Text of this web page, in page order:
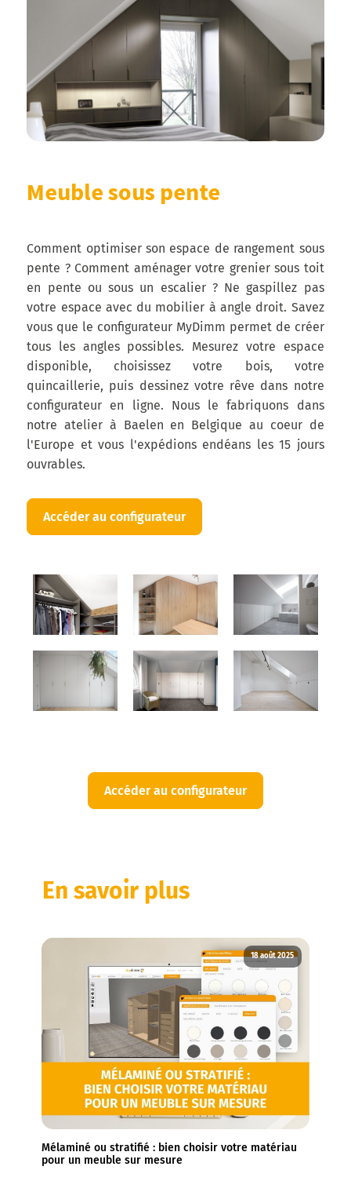
Meuble sous pente
Comment optimiser son espace de rangement sous
pente ? Comment aménager votre grenier sous toit
en pente ou sous un escalier ? Ne gaspillez pas
votre espace avec du mobilier à angle droit. Savez
vous que le configurateur MyDimm permet de créer
tous les angles possibles. Mesurez votre espace
disponible, choisissez votre bois, votre
quincaillerie, puis dessinez votre rêve dans notre
configurateur en ligne. Nous le fabriquons dans
notre atelier à Baelen en Belgique au coeur de
l'Europe et vous l'expédions endéans les 15 jours
ouvrables.
Accéder au configurateur
Accéder au configurateur
En savoir plus
18 août 2025
Mélaminé ou stratifié : bien choisir votre matériau
pour un meuble sur mesure